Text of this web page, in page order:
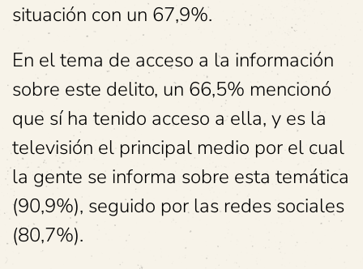
situación con un 67,9%.
En el tema de acceso a la información
sobre este delito, un 66,5% mencionó
que sí ha tenido acceso a ella, y es la
televisión el principal medio por el cual
la gente se informa sobre esta temática
(90,9%), seguido por las redes sociales
(80,7%).